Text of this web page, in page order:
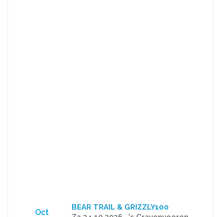
Oct
BEAR TRAIL & GRIZZLY100